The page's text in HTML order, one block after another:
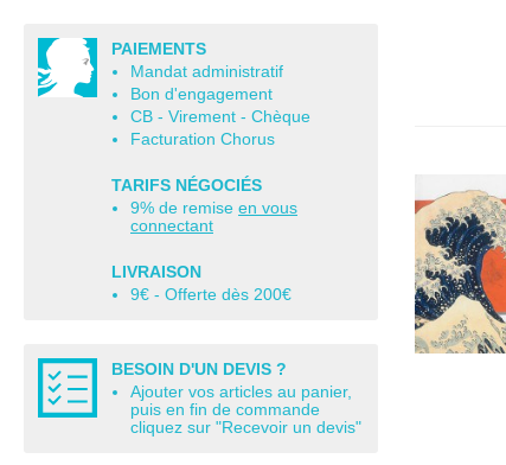
PAIEMENTS
Mandat administratif
Bon d'engagement
CB - Virement - Chèque
Facturation Chorus
TARIFS NÉGOCIÉS
9% de remise en vous
connectant
LIVRAISON
9€ - Offerte dès 200€
BESOIN D'UN DEVIS ?
Ajouter vos articles au panier,
puis en fin de commande
cliquez sur "Recevoir un devis"